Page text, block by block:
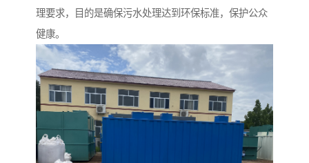
理要求，目的是确保污水处理达到环保标准，保护公众
健康。